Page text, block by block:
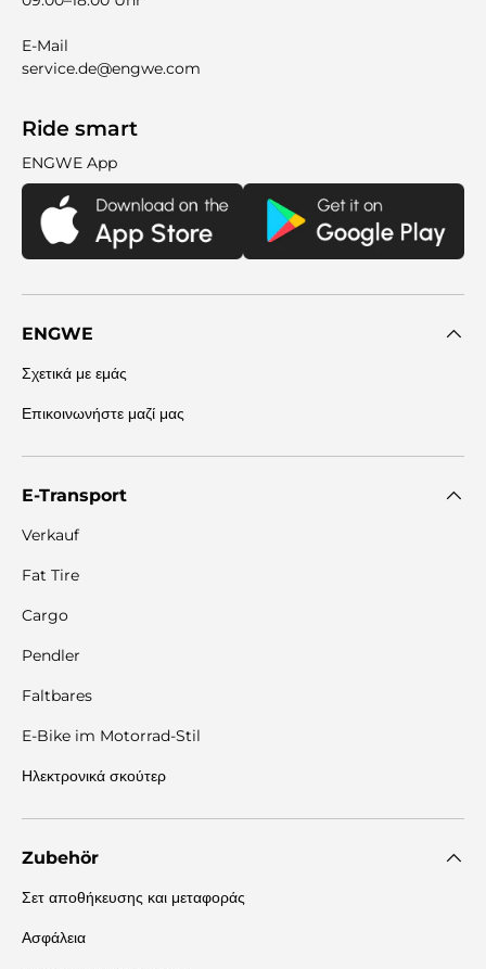
E-Mail
service.de@engwe.com
Ride smart
ENGWE App
ENGWE
Σχετικά με εμάς
Επικοινωνήστε μαζί μας
E-Transport
Verkauf
Fat Tire
Cargo
Pendler
Faltbares
E-Bike im Motorrad-Stil
Ηλεκτρονικά σκούτερ
Zubehör
Σετ αποθήκευσης και μεταφοράς
Ασφάλεια